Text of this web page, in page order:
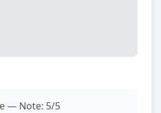
— Note: 5/5